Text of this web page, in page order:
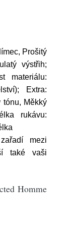
Prošitý
výstřih;
materiálu:
Extra:
tónu, Měkký
rukávu:
mezi
také vaši
Homme